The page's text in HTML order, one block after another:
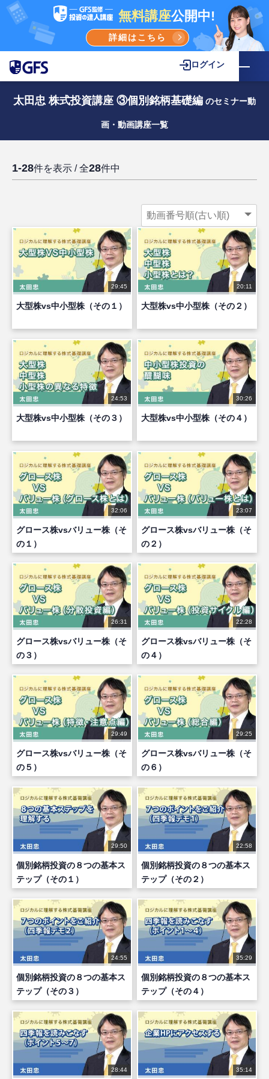
無料講座公開中!
詳細はこちら
ログイン
太田忠 株式投資講座 ③個別銘柄基礎編 のセミナー動
画・動画講座一覧
1-28件を表示 / 全28件中
29:45
大型株vs中小型株（その１）
20:11
大型株vs中小型株（その２）
24:53
大型株vs中小型株（その３）
30:26
大型株vs中小型株（その４）
32:06
グロース株vsバリュー株（そ
の１）
23:07
グロース株vsバリュー株（そ
の２）
26:31
グロース株vsバリュー株（そ
の３）
22:28
グロース株vsバリュー株（そ
の４）
29:49
グロース株vsバリュー株（そ
の５）
29:25
グロース株vsバリュー株（そ
の６）
29:50
個別銘柄投資の８つの基本ス
テップ（その１）
22:58
個別銘柄投資の８つの基本ス
テップ（その２）
24:55
個別銘柄投資の８つの基本ス
テップ（その３）
35:29
個別銘柄投資の８つの基本ス
テップ（その４）
28:44 35:14